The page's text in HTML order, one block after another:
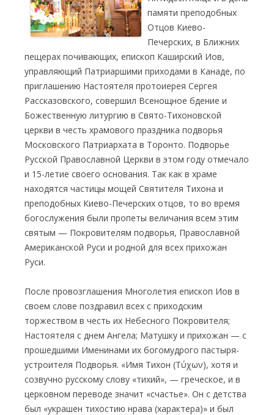
памяти преподобных
Отцов Киево-
Печерских, в Ближних
пещерах почивающих, епископ Каширский Иов,
управляющий Патриаршими приходами в Канаде, по
приглашению Настоятеля протоиерея Сергея
Рассказовского, совершил Всенощное бдение и
Божественную литургию в Свято-Тихоновской
церкви в честь храмового праздника подворья
Московского Патриархата в Торонто. Подворье
Русской Православной Церкви в этом году отмечало
и 15-летие своего основания. Так как в храме
находятся частицы мощей Святителя Тихона и
преподобных Киево-Печерских отцов, то во время
богослужения были пропеты величания всем этим
святым — Покровителям подворья, Православной
Американской Руси и родной для всех прихожан
Руси.
После провозглашения Многолетия епископ Иов в
своем слове поздравил всех с приходским
торжеством в честь их Небесного Покровителя;
Настоятеля с днем Ангела; Матушку и прихожан — с
прошедшими Именинами их богомудрого пастыря-
устроителя Подворья. «Имя Тихон (Τύχων), хотя и
созвучно русскому слову «тихий», — греческое, и в
церковном переводе значит «счастье». Он с детства
был «украшен тихостию нрава (характера)» и был